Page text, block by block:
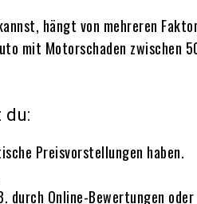
hängt von mehreren
Motorschaden zwischen
du:
Preisvorstellungen haben.
Online-Bewertungen